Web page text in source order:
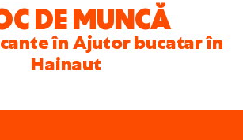
DE MUNCĂ
în Ajutor bucatar în
Hainaut